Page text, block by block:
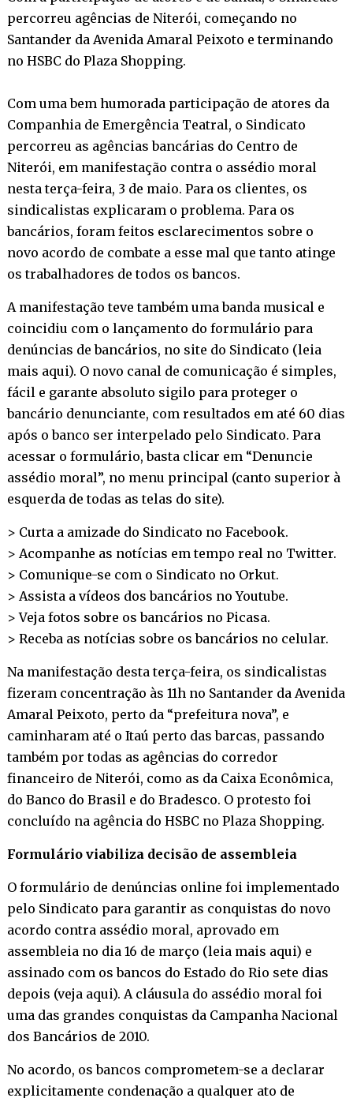
percorreu agências de Niterói, começando no
Santander da Avenida Amaral Peixoto e terminando
no HSBC do Plaza Shopping.
Com uma bem humorada participação de atores da
Companhia de Emergência Teatral, o Sindicato
percorreu as agências bancárias do Centro de
Niterói, em manifestação contra o assédio moral
nesta terça-feira, 3 de maio. Para os clientes, os
sindicalistas explicaram o problema. Para os
bancários, foram feitos esclarecimentos sobre o
novo acordo de combate a esse mal que tanto atinge
os trabalhadores de todos os bancos.
A manifestação teve também uma banda musical e
coincidiu com o lançamento do formulário para
denúncias de bancários, no site do Sindicato (leia
mais aqui). O novo canal de comunicação é simples,
fácil e garante absoluto sigilo para proteger o
bancário denunciante, com resultados em até 60 dias
após o banco ser interpelado pelo Sindicato. Para
acessar o formulário, basta clicar em “Denuncie
assédio moral”, no menu principal (canto superior à
esquerda de todas as telas do site).
> Curta a amizade do Sindicato no Facebook.
> Acompanhe as notícias em tempo real no Twitter.
> Comunique-se com o Sindicato no Orkut.
> Assista a vídeos dos bancários noYoutube.
> Veja fotos sobre os bancários no Picasa.
> Receba as notícias sobre os bancários no celular.
Na manifestação desta terça-feira, os sindicalistas
fizeram concentração às 11h no Santander da Avenida
Amaral Peixoto, perto da “prefeitura nova”, e
caminharam até o Itaú perto das barcas, passando
também por todas as agências do corredor
financeiro de Niterói, como as da Caixa Econômica,
do Banco do Brasil e do Bradesco. O protesto foi
concluído na agência do HSBC no Plaza Shopping.
Formulário viabiliza decisão de assembleia
O formulário de denúncias online foi implementado
pelo Sindicato para garantir as conquistas do novo
acordo contra assédio moral, aprovado em
assembleia no dia 16 de março (leia mais aqui) e
assinado com os bancos do Estado do Rio sete dias
depois (veja aqui). A cláusula do assédio moral foi
uma das grandes conquistas da Campanha Nacional
dos Bancários de 2010.
No acordo, os bancos comprometem-se a declarar
explicitamente condenação a qualquer ato de